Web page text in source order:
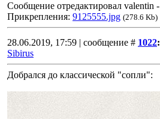
Сообщение отредактировал valentin -
Прикрепления: 9125555.jpg (278.6 Kb)
28.06.2019, 17:59 | сообщение # 1022:
Sibirus
Добрался до классической "сопли":